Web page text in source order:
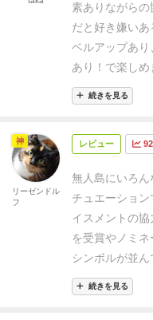
行動していく必
予告（あとに
せて計画的な
添付画像の例
引いたときに右
一つ廃棄する。
のスペースに移
カードを引い
火を使って下の
アクションを
1つ得ることが
つ失われてしま
もひとしお。折
いわゆるアド
わせる。シナリ
木材などのリ
ならない。さら
改良したり、探
きるための工夫
起こるため、
ため、最終的
解いていくよ
人プレイでい
でるのはソロ
では同程度の
多いと混沌とし
て、ゲーム盤の
ない。他の全て
ラクターの初
ルしてゲーム盤
山）。その後
る。また、シナ
ードの地形タイ
いマーカー（
る。黒いマー
上のマスに置
は、ゲーム中
カーを置く。 ⑤
集（灰色」、「
ーム盤の対応す
素ありながらの
だと好き嫌いあ
ベルアップあり
あり！で楽しめ
す。ちょっと間
サバイバル感は
ド処理が少し
失敗したときの
さはアグリコラ
てみたい○ ※サ
にもりあがりま
続きを見る
レビュー
無人島にいろ
チュエーショ
イスメントの協
を受賞やノミ
シンボルが並
も経過している
ぶりをうかがえ
続きを見る
神
リーゼンドル
フ